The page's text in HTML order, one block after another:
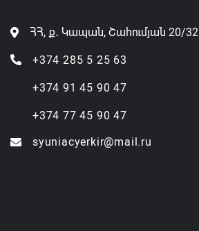
ՀՀ, ք․ Կապան, Շահումյան 20/32
+374 285 5 25 63
+374 91 45 90 47
+374 77 45 90 47
syuniacyerkir@mail.ru